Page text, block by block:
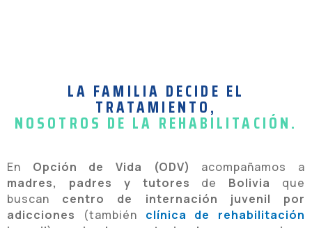
LA FAMILIA DECIDE EL
TRATAMIENTO,
NOSOTROS DE LA REHABILITACIÓN.
En Opción de Vida (ODV)
acompañamos a
madres, padres y tutores de Bolivia que
buscan centro de internación juvenil por
adicciones (también clínica de rehabilitación